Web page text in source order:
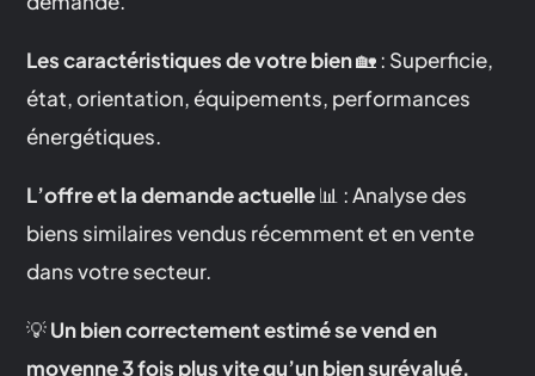
Les caractéristiques de votre bien🏡 : Superficie,
état, orientation, équipements, performances
énergétiques.
L’offre et la demande actuelle📊 : Analyse des
biens similaires vendus récemment et en vente
dans votre secteur.
💡Un bien correctement estimé se vend en
moyenne 3 fois plus vite qu’un bien surévalué.